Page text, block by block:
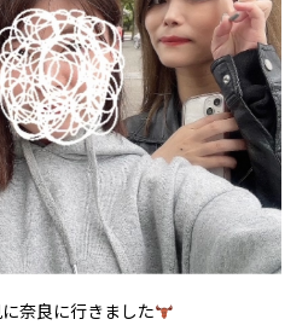
奈良に行きました